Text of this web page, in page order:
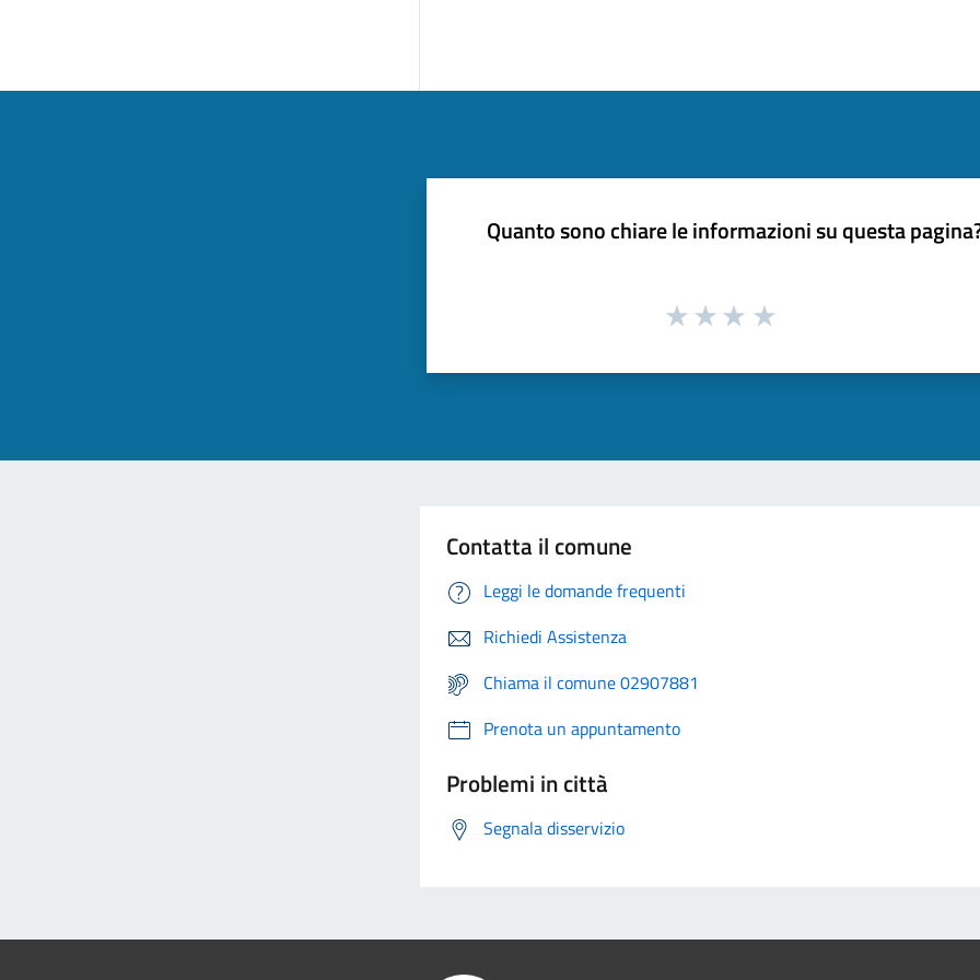
Quanto sono chiare le informazioni su questa
Contatta il comune
Leggi le domande frequenti
Richiedi Assistenza
Chiama il comune 02907881
Prenota un appuntamento
Problemi in città
Segnala disservizio